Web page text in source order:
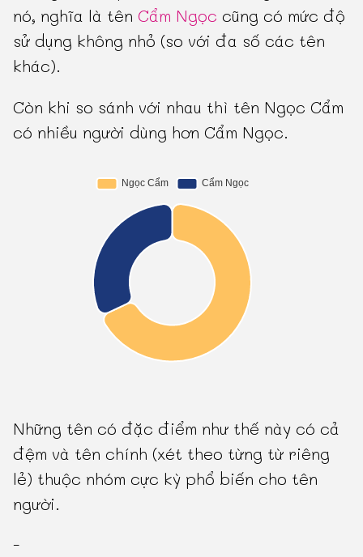
nó, nghĩa là tên Cẩm Ngọc cũng có mức độ
sử dụng không nhỏ (so với đa số các tên
khác).
Còn khi so sánh với nhau thì tên Ngọc Cẩm
có nhiều người dùng hơn Cẩm Ngọc.
Những tên có đặc điểm như thế này có cả
đệm và tên chính (xét theo từng từ riêng
lẻ) thuộc nhóm cực kỳ phổ biến cho tên
người.
-